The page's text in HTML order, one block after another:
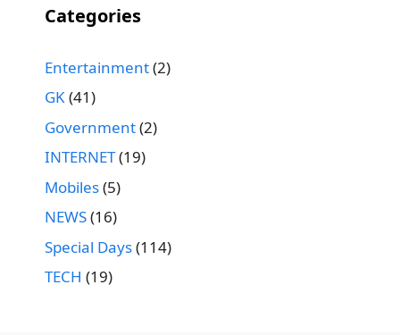
Categories
Entertainment(2)
GK(41)
Government(2)
INTERNET(19)
Mobiles(5)
NEWS(16)
Special Days(114)
TECH (19)